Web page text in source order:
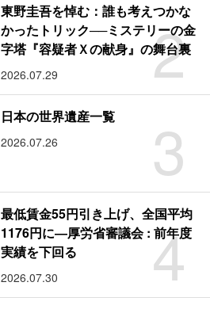
2
東野圭吾を悼む：誰も考えつかな
かったトリック──ミステリーの金
字塔『容疑者Ｘの献身』の舞台裏
2026.07.29
3
日本の世界遺産一覧
2026.07.26
4
最低賃金55円引き上げ、全国平均
1176円に―厚労省審議会 : 前年度
実績を下回る
2026.07.30